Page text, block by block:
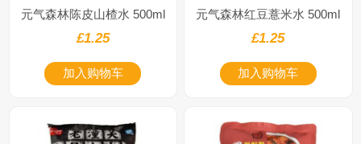
元气森林陈皮山楂水 500ml
£1.25
加入购物车
元气森林红豆薏米水 500ml
£1.25
加入购物车